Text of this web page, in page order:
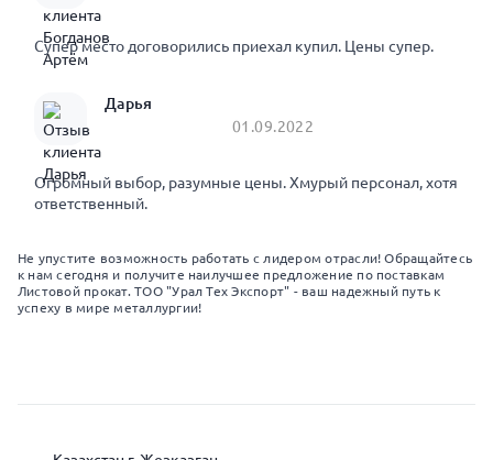
Супер место договорились приехал купил. Цены супер.
Дарья
01.09.2022
Огромный выбор, разумные цены. Хмурый персонал, хотя
ответственный.
Не упустите возможность работать с лидером отрасли! Обращайтесь
к нам сегодня и получите наилучшее предложение по поставкам
Листовой прокат. ТОО "Урал Тех Экспорт" - ваш надежный путь к
успеху в мире металлургии!